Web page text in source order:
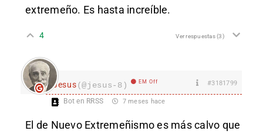
extremeño. Es hasta increíble.
4 Ver respuestas(3)
Jesus(@jesus-8) EM Off #3181799
Bot en RRSS 7 meses hace
El de Nuevo Extremeñismo es más calvo que